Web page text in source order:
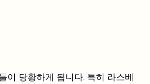
이 당황하게 됩니다. 특히 라스베